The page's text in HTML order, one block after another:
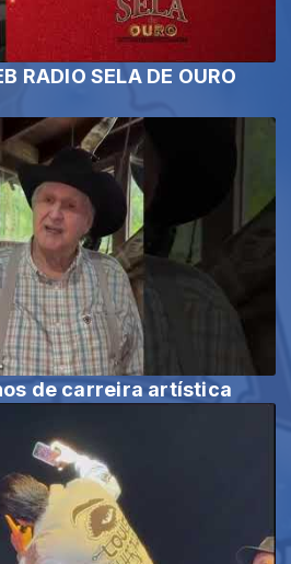
RADIO SELA DE OURO
de carreira artística